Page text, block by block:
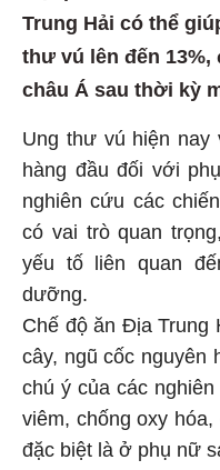
Trung Hải có thể
thư vú lên đến
châu Á sau thời kỳ
Ung thư vú hiện nay
hàng đầu đối với
nghiên cứu các
có vai trò quan
yếu tố liên quan
dưỡng.
Chế độ ăn Địa Trung
cây, ngũ cốc nguyên
chú ý của các
viêm, chống oxy
đặc biệt là ở phụ nữ